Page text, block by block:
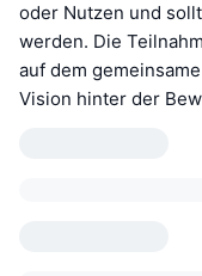
oder Nutzen und
werden. Die
auf dem
Vision hinter der